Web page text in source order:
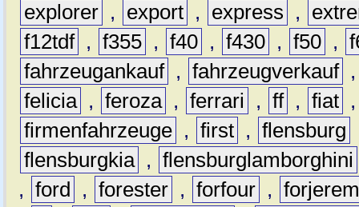
explorer , export , express ,
f12tdf , f355 , f40 , f430 , f50 ,
fahrzeugankauf , fahrzeugverkauf
felicia , feroza , ferrari , ff , fiat
firmenfahrzeuge , first , flensburg
flensburgkia , flensburglamborghini
, ford , forester , forfour ,